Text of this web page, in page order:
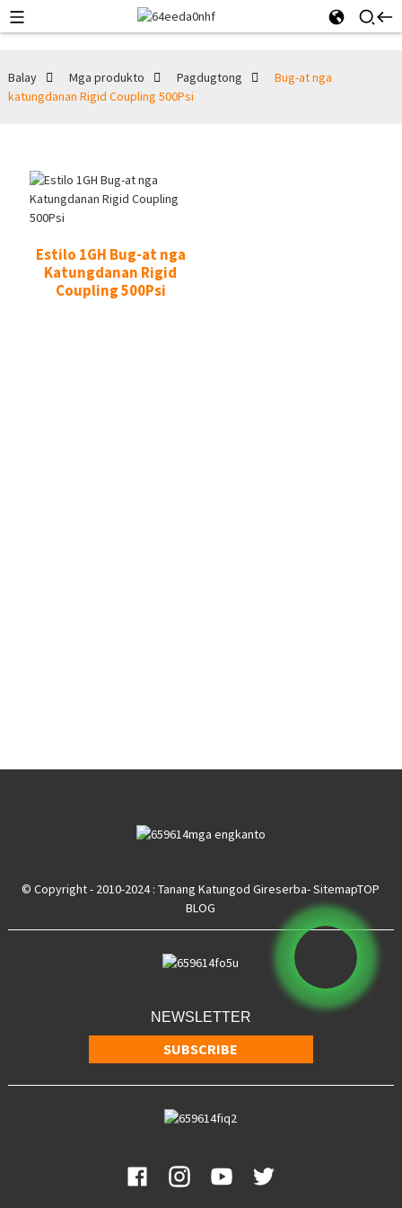
Balay Mga produkto Pagdugtong
Bug-at nga
katungdanan Rigid Coupling 500Psi
Estilo 1GH Bug-at nga
Katungdanan Rigid
Coupling 500Psi
© Copyright - 2010-2024 : Tanang Katungod Gireserba- SitemapTOP
BLOG
NEWSLETTER
SUBSCRIBE